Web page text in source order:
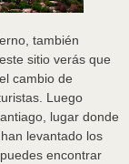
también
sitio verás que
cambio de
Luego
lugar donde
levantado los
encontrar